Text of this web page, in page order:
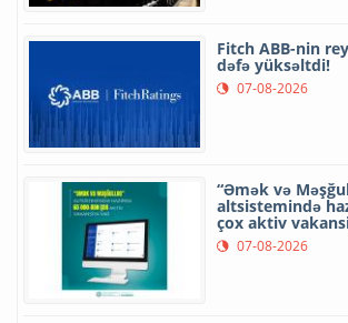
Fitch ABB-nin
dəfə yüksəltdi!
07-08-2026
“Əmək və
altsistemində
çox aktiv
07-08-2026